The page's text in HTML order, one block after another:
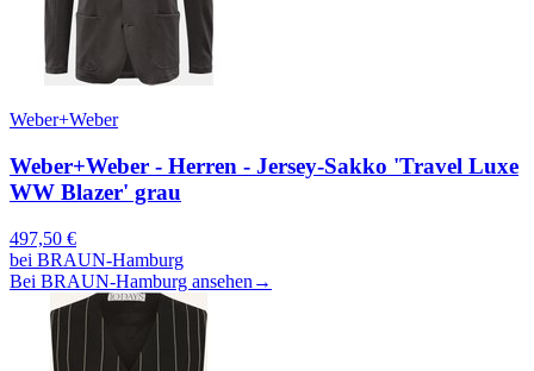
Weber+Weber
Weber+Weber - Herren - Jersey-Sakko 'Travel Luxe
WW Blazer' grau
497,50 €
bei BRAUN-Hamburg
Bei BRAUN-Hamburg ansehen →